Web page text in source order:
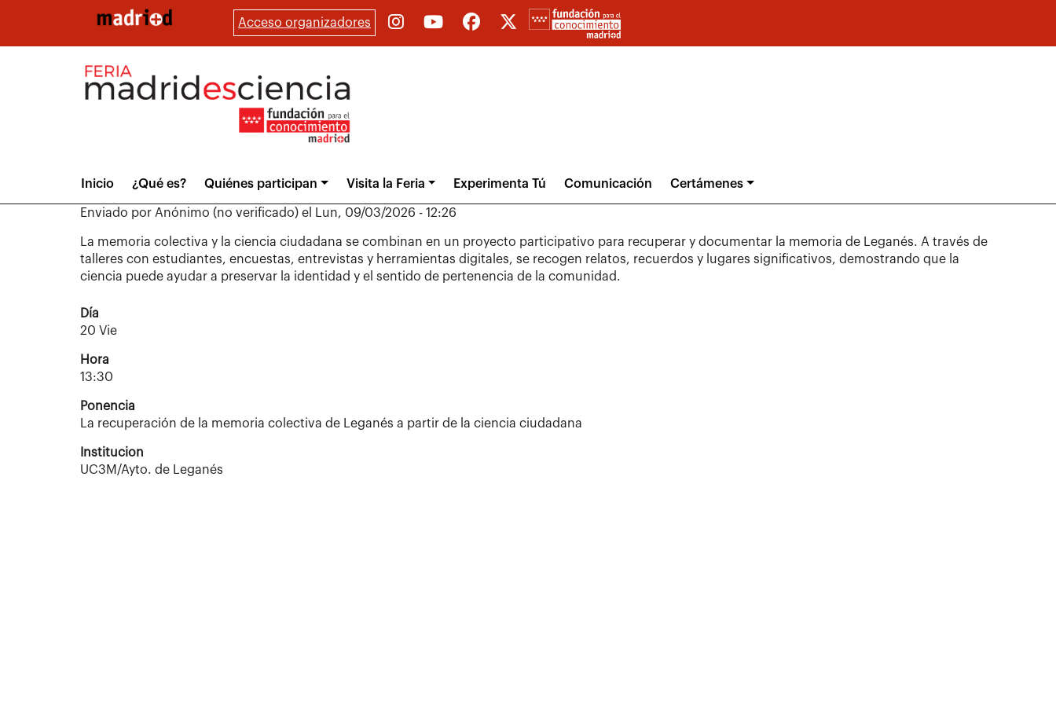
Acceso organizadores
Main
menuInicio ¿Qué es? Quiénes participan Visita la Feria Experimenta Tú Comunicación Certámenes
Enviado por Anónimo (no verificado) el Lun, 09/03/2026 - 12:26
La memoria colectiva y la ciencia ciudadana se combinan en un proyecto participativo para recuperar y documentar la memoria de Leganés. A través de
talleres con estudiantes, encuestas, entrevistas y herramientas digitales, se recogen relatos, recuerdos y lugares significativos, demostrando que la
ciencia puede ayudar a preservar la identidad y el sentido de pertenencia de la comunidad.
Día
20 Vie
Hora
13:30
Ponencia
La recuperación de la memoria colectiva de Leganés a partir de la ciencia ciudadana
Institucion
UC3M/Ayto. de Leganés